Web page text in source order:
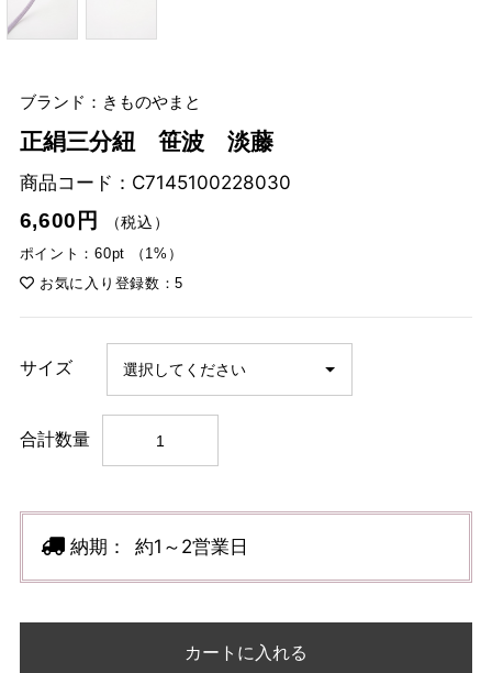
ブランド：きものやまと
正絹三分紐 笹波 淡藤
商品コード： C7145100228030
6,600円
（税込）
ポイント：60pt （1%）
お気に入り登録数：5
サイズ
合計数量
納期： 約1～2営業日
カートに入れる